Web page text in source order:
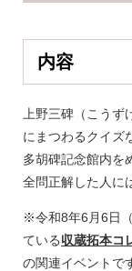
内容
上野三碑（こう
にまつわるクイズ
多胡碑記念館内を
全問正解した人に
※令和8年6月6日
ている収蔵拓本コ
の関連イベントで